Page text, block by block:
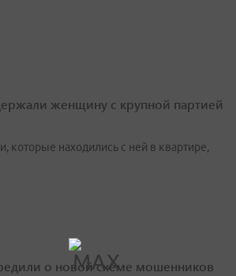
женщину с крупной партией
которые находились с ней в квартире,
о новой схеме мошенников